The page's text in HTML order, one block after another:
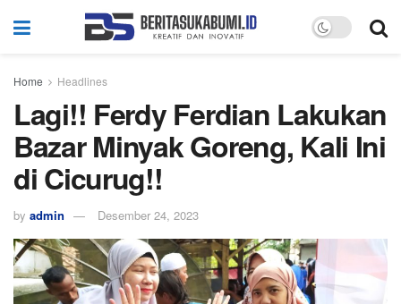
Home Headlines
Lagi!! Ferdy Ferdian Lakukan
Bazar Minyak Goreng, Kali Ini
di Cicurug!!
by admin Desember 24, 2023